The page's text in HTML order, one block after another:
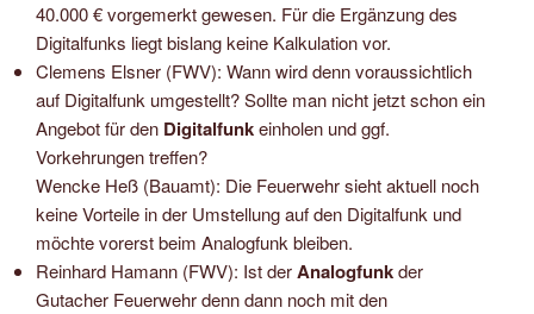
40.000 € vorgemerkt gewesen. Für die Ergänzung des
Digitalfunks liegt bislang keine Kalkulation vor.
Clemens Elsner (FWV): Wann wird denn voraussichtlich
auf Digitalfunk umgestellt? Sollte man nicht jetzt schon ein
Angebot für den Digitalfunkeinholen und ggf.
Vorkehrungen treffen?
Wencke Heß (Bauamt): Die Feuerwehr sieht aktuell noch
keine Vorteile in der Umstellung auf den Digitalfunk und
möchte vorerst beim Analogfunk bleiben.
Reinhard Hamann (FWV): Ist derAnalogfunkder
Gutacher Feuerwehr denn dann noch mit den